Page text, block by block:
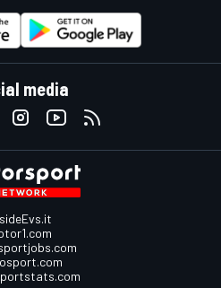
media